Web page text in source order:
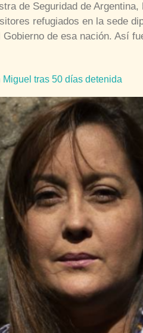
de Seguridad de
refugiados en la sede
Gobierno de esa nación. Así
tras 50 días detenida